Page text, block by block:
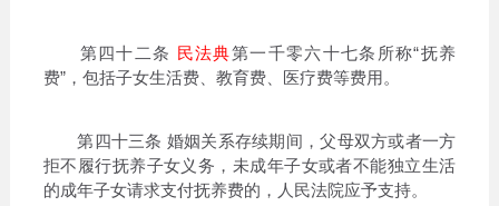
第四十二条 民法典第一千零六十七条所称“抚养
费”，包括子女生活费、教育费、医疗费等费用。
第四十三条 婚姻关系存续期间，父母双方或者一方
拒不履行抚养子女义务，未成年子女或者不能独立生活
的成年子女请求支付抚养费的，人民法院应予支持。